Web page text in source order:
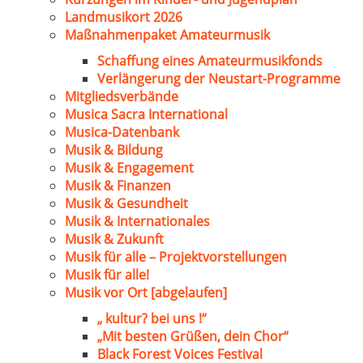
Landmusikort 2026
Maßnahmenpaket Amateurmusik
Schaffung eines Amateurmusikfonds
Verlängerung der Neustart-Programme
Mitgliedsverbände
Musica Sacra International
Musica-Datenbank
Musik & Bildung
Musik & Engagement
Musik & Finanzen
Musik & Gesundheit
Musik & Internationales
Musik & Zukunft
Musik für alle – Projektvorstellungen
Musik für alle!
Musik vor Ort [abgelaufen]
„ kultur? bei uns !“
„Mit besten Grüßen, dein Chor“
Black Forest Voices Festival